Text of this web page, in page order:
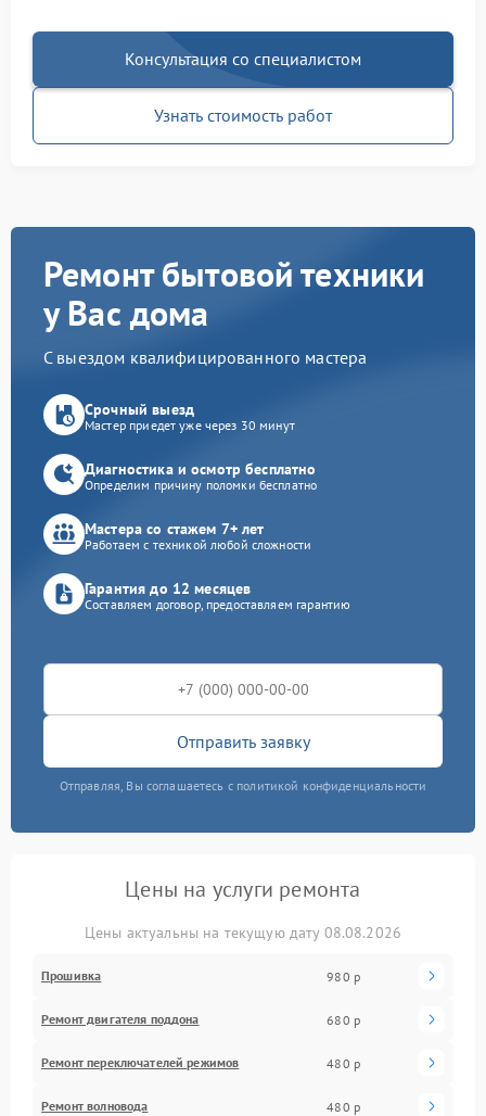
Консультация со специалистом
Узнать стоимость работ
Ремонт бытовой техники
у Вас дома
С выездом квалифицированного мастера
Срочный выезд
Мастер приедет уже через 30 минут
Диагностика и осмотр бесплатно
Определим причину поломки бесплатно
Мастера со стажем 7+ лет
Работаем с техникой любой сложности
Гарантия до 12 месяцев
Составляем договор, предоставляем гарантию
Отправить заявку
Отправляя, Вы соглашаетесь с политикой конфиденциальности
Цены на услуги ремонта
Цены актуальны на текущую дату 08.08.2026
Прошивка 980 р
Ремонт двигателя поддона 680 р
Ремонт переключателей режимов 480 р
Ремонт волновода 480 р